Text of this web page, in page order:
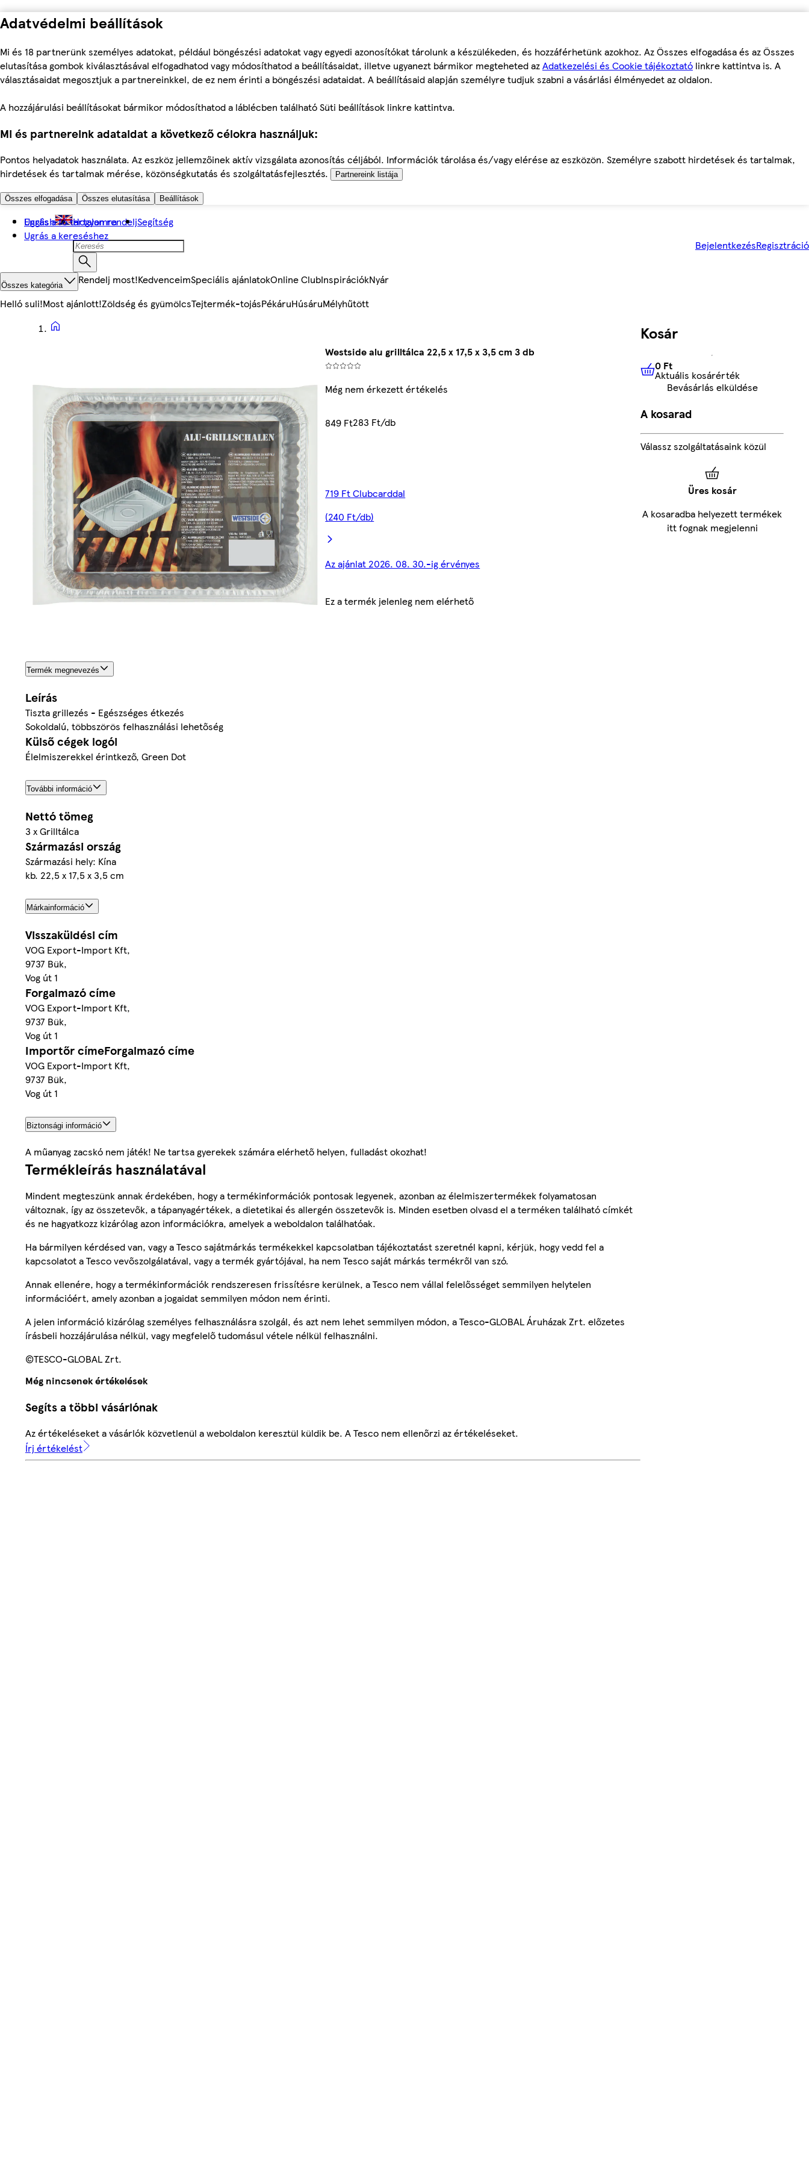
Adatvédelmi beállítások
Mi és 18 partnerünk személyes adatokat, például böngészési adatokat vagy egyedi azonosítókat tárolunk a készülékeden, és hozzáférhetünk azokhoz. Az Összes elfogadása és az Összes
elutasítása gombok kiválasztásával elfogadhatod vagy módosíthatod a beállításaidat, illetve ugyanezt bármikor megteheted azAdatkezelési és Cookie tájékoztató linkre kattintva is. A
választásaidat megosztjuk a partnereinkkel, de ez nem érinti a böngészési adataidat. A beállításaid alapján személyre tudjuk szabni a vásárlási élményedet az oldalon.
A hozzájárulási beállításokat bármikor módosíthatod a láblécben található Süti beállítások linkre kattintva.
Mi és partnereink adataidat a következő célokra használjuk:
Pontos helyadatok használata. Az eszköz jellemzőinek aktív vizsgálata azonosítás céljából. Információk tárolása és/vagy elérése az eszközön. Személyre szabott hirdetések és tartalmak,
hirdetések és tartalmak mérése, közönségkutatás és szolgáltatásfejlesztés.
Partnereink listája
Összes elfogadása Összes elutasítása Beállítások
Ugrás a fő tartalomra
Ugrás a kereséshez
English Hogyan rendeljSegítség
BejelentkezésRegisztráció
Összes kategória Rendelj most!KedvenceimSpeciális ajánlatokOnline ClubInspirációkNyár
Helló suli!Most ajánlott!Zöldség és gyümölcsTejtermék-tojásPékáruHúsáruMélyhűtött
Westside alu grilltálca 22,5 x 17,5 x 3,5 cm 3 db
Még nem érkezett értékelés
849 Ft283 Ft/db
719 Ft Clubcarddal
(240 Ft/db)
Az ajánlat 2026. 08. 30.-ig érvényes
Ez a termék jelenleg nem elérhető
Termék megnevezés
Leírás
Tiszta grillezés - Egészséges étkezés
Sokoldalú, többszörös felhasználási lehetőség
Külső cégek logói
Élelmiszerekkel érintkező, Green Dot
További információ
Nettó tömeg
3 x Grilltálca
Származási ország
Származási hely: Kína
kb. 22,5 x 17,5 x 3,5 cm
Márkainformáció
Visszaküldési cím
VOG Export-Import Kft,
9737 Bük,
Vog út 1
Forgalmazó címe
VOG Export-Import Kft,
9737 Bük,
Vog út 1
Importőr címeForgalmazó címe
VOG Export-Import Kft,
9737 Bük,
Vog út 1
Biztonsági információ
A műanyag zacskó nem játék! Ne tartsa gyerekek számára elérhető helyen, fulladást okozhat!
Termékleírás használatával
Mindent megteszünk annak érdekében, hogy a termékinformációk pontosak legyenek, azonban az élelmiszertermékek folyamatosan
változnak, így az összetevők, a tápanyagértékek, a dietetikai és allergén összetevők is. Minden esetben olvasd el a terméken található címkét
és ne hagyatkozz kizárólag azon információkra, amelyek a weboldalon találhatóak.
Ha bármilyen kérdésed van, vagy a Tesco sajátmárkás termékekkel kapcsolatban tájékoztatást szeretnél kapni, kérjük, hogy vedd fel a
kapcsolatot a Tesco vevőszolgálatával, vagy a termék gyártójával, ha nem Tesco saját márkás termékről van szó.
Annak ellenére, hogy a termékinformációk rendszeresen frissítésre kerülnek, a Tesco nem vállal felelősséget semmilyen helytelen
információért, amely azonban a jogaidat semmilyen módon nem érinti.
A jelen információ kizárólag személyes felhasználásra szolgál, és azt nem lehet semmilyen módon, a Tesco-GLOBAL Áruházak Zrt. előzetes
írásbeli hozzájárulása nélkül, vagy megfelelő tudomásul vétele nélkül felhasználni.
©TESCO-GLOBAL Zrt.
Még nincsenek értékelések
Segíts a többi vásárlónak
Az értékeléseket a vásárlók közvetlenül a weboldalon keresztül küldik be. A Tesco nem ellenőrzi az értékeléseket.
Írj értékelést
Kosár
0 FtAktuális kosárérték
0 Ft
Aktuális kosárérték
Bevásárlás elküldése
A kosarad
Válassz szolgáltatásaink közül
Üres kosár
A kosaradba helyezett termékek
itt fognak megjelenni